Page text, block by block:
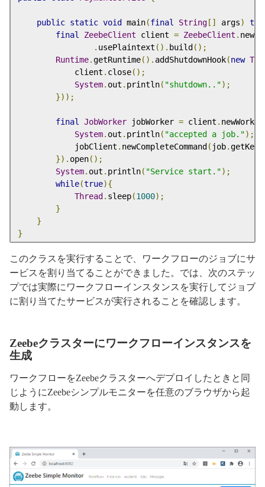
public static void main(final String [] args)
final
ZeebeClient client = ZeebeClient .
. usePlaintext (). build ();
Runtime.getRuntime(). addShutdownHook(new
            client
. close();
System. out . println( "shutdown..");
}));
final JobWorker jobWorker = client . newWorker
System. out . println( "accepted a job.");
            jobClient
. newCompleteCommand ( job.getKey
}). open();
System. out . println( "Service start.");
while(true){
Thread . sleep(1000);
}
}
}
このクラスを実行することで、ワークフローのジョブにサ
ービスを割り当てることができました。では、次のステッ
プでは実際にワークフローインスタンスを実行してジョブ
に割り当てたサービスが実行されることを確認します。
Zeebeクラスターにワークフローインスタンスを
生成
ワークフローをZeebeクラスターへデプロイしたときと同
じようにZeebeシンプルモニターを任意のブラウザから起
動します。